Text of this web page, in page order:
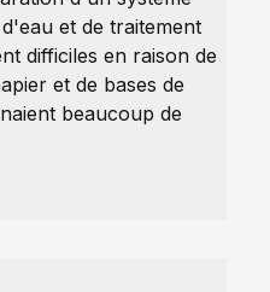
et de traitement
difficiles en raison de
et de bases de
beaucoup de